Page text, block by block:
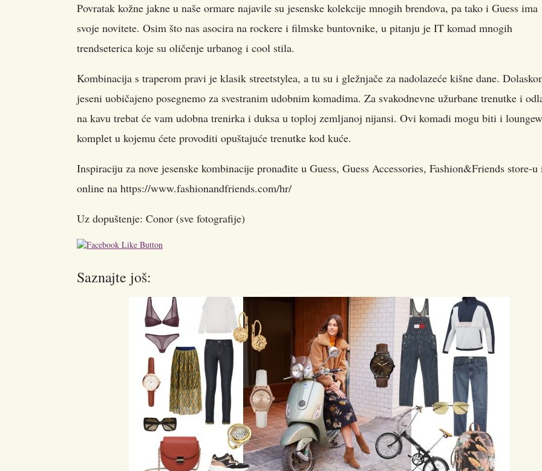
Povratak kožne jakne u naše ormare najavile su jesenske kolekcije mnogih brendova, pa tako i Guess ima
svoje novitete. Osim što nas asocira na rockere i filmske buntovnike, u pitanju je IT komad mnogih
trendseterica koje su oličenje urbanog i cool stila.
Kombinacija s traperom pravi je klasik streetstylea, a tu su i gležnjače za nadolazeće kišne dane.
jeseni uobičajeno posegnemo za svestranim udobnim komadima. Za svakodnevne užurbane trenutke i
na kavu trebat će vam udobna trenirka i duksa u toploj zemljanoj nijansi. Ovi komadi mogu biti i
komplet u kojemu ćete provoditi opuštajuće trenutke kod kuće.
Inspiraciju za nove jesenske kombinacije pronađite u Guess, Guess Accessories, Fashion&Friends store-
online na https://www.fashionandfriends.com/hr/
Uz dopuštenje: Conor (sve fotografije)
Saznajte još: